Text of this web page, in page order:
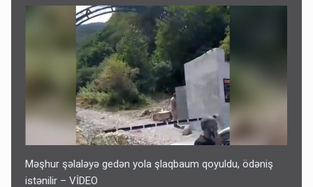
Məşhur şəlaləyə gedən yola şlaqbaum qoyuldu, ödəniş
istənilir – VİDEO